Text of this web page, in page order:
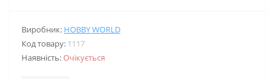
Виробник: HOBBY WORLD
Код товару: 1117
Наявність:Очікується